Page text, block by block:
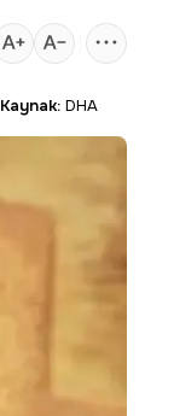
Kaynak: DHA